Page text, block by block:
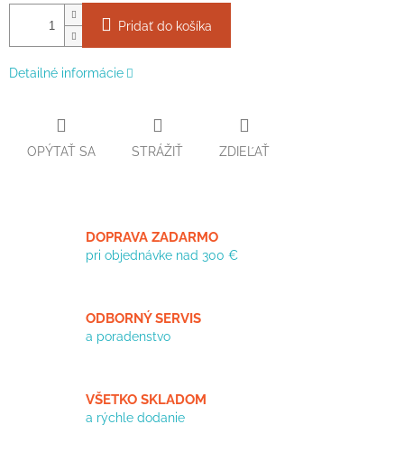
Pridať do košíka
Detailné informácie
OPÝTAŤ SA STRÁŽIŤ ZDIEĽAŤ
DOPRAVA ZADARMO
pri objednávke nad 300 €
ODBORNÝ SERVIS
a poradenstvo
VŠETKO SKLADOM
a rýchle dodanie